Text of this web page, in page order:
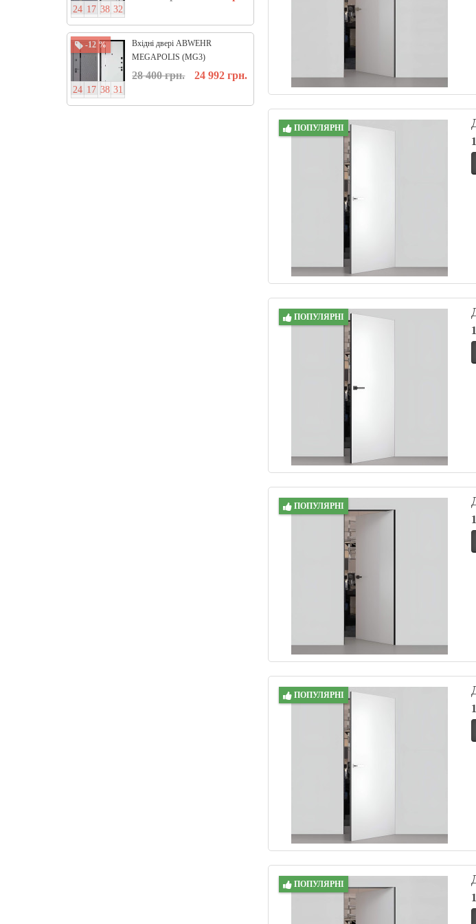
24 17 38 31
-12 %
24 1 7 38 30
Вхідні двері ABWEHR
MEGAPOLIS (MG3)
КВАРТИРА ТРИ КОНТУРА
28 400 грн. 24 992 грн.
23 59 53
Вхідні двері MAGDA ТИП 12.2
МОДЕЛЬ 145 К
11 625 грн. 9 880 грн.
ПОПУЛЯРНІ
ПОПУЛЯРНІ
ПОПУЛЯРНІ
ПОПУЛЯРНІ
ПОПУЛЯРНІ